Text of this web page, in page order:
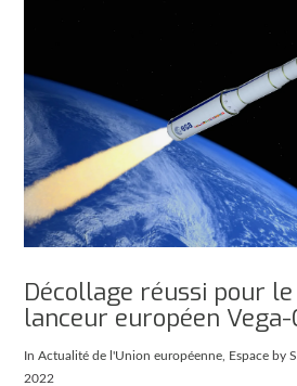
Décollage réussi pour
lanceur européen Vega-
InActualité de l'Union européenne Espace by
2022